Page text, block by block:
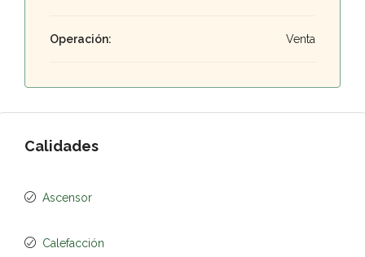
Operación: Venta
Calidades
Ascensor
Calefacción